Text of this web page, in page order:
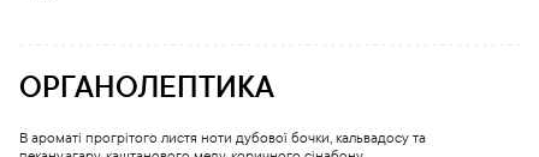
ОРГАНОЛЕПТИКА
В ароматі прогрітого листя ноти дубової бочки, кальвадосу та